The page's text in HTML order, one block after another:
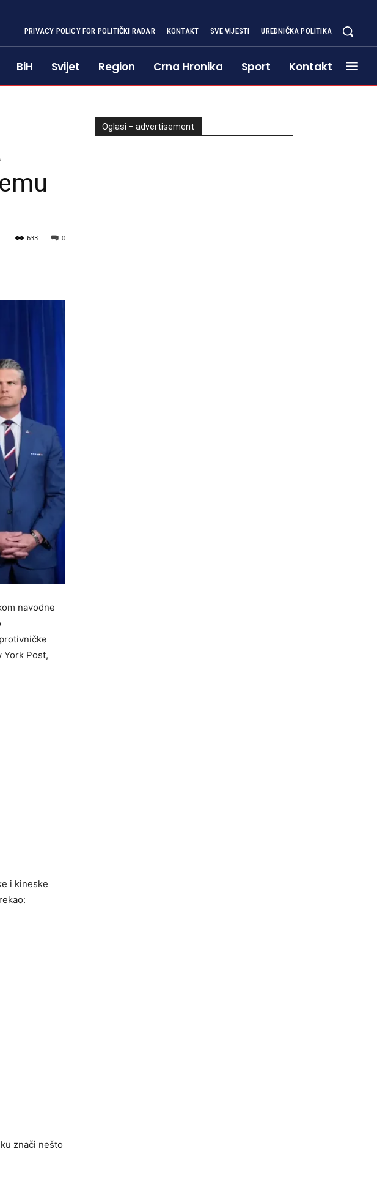
PRIVACY POLICY FOR POLITIČKI RADAR KONTAKT SVE VIJESTI UREDNIČKA POLITIKA
BiH Svijet Region Crna Hronika Sport Kontakt
0
633
navodne
Post,
i kineske
znači nešto
Oglasi – advertisement